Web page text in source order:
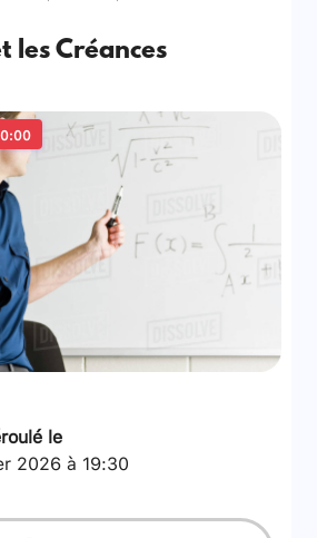
les Créances
le
2026 à 19:30